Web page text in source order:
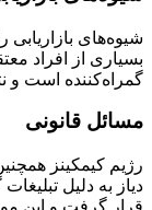
شیوه‌های بازاریابی
بسیاری از افراد
گمراه‌کننده است و
مسائل قانونی
رژیم کیمکینز
دیاز به دلیل
قرار گرفت و این